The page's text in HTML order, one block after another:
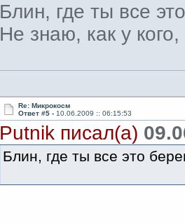
Блин, где ты все
Не знаю, как у
Re: Микрокосм
Ответ #5 - 10.06.2009 :: 06:15:53
Putnik писал(а)
Блин, где ты все это